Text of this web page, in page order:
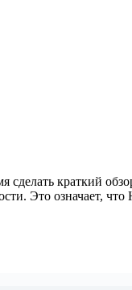
краткий
Это означает,